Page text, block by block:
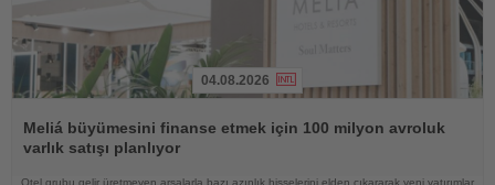
Oku
04.08.2026
Meliá büyümesini finanse etmek için 100 milyon avroluk
varlık satışı planlıyor
Otel grubu gelir üretmeyen arsalarla bazı azınlık hisselerini elden çıkararak yeni yatırımlar